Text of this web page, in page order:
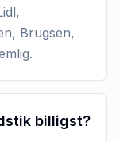
Brugsen,
billigst?